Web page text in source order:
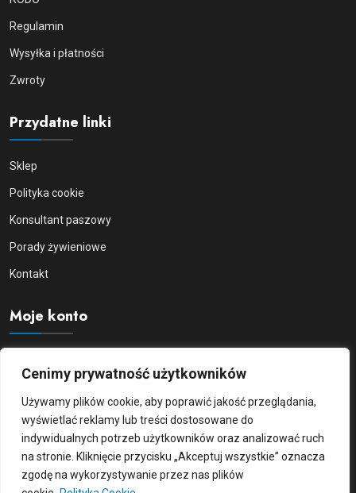
Cenimy prywatność użytkowników
Używamy plików cookie, aby poprawić jakość przeglądania,
wyświetlać reklamy lub treści dostosowane do
indywidualnych potrzeb użytkowników oraz analizować ruch
na stronie. Kliknięcie przycisku „Akceptuj wszystkie” oznacza
zgodę na wykorzystywanie przez nas plików
Regulamin
Wysyłka i płatności
Zwroty
Przydatne linki
Sklep
Polityka cookie
Konsultant paszowy
Porady żywieniowe
Kontakt
Moje konto
Zamówienia
Szczegóły konta